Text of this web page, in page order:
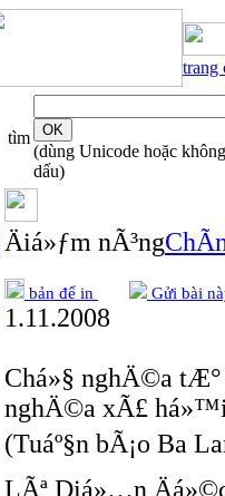
trang
tìm
(dùng Unicode hoặc không
dấu)
Äiá»ƒm nÃ³ng
bản để in Gửi bài
1.11.2008
Chá»§ nghÄ©a tÆ°
nghÄ©a xÃ£
(Tuáº§n bÃ¡o Ba
LÃª Diá»…n